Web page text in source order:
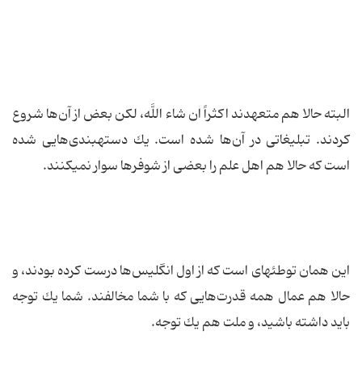
البته حالا هم متعهدند اكثراً ان شاء اللَّه، لكن بعض از آن‌ها شروع
كردند. تبلیغاتى در آن‌ها شده است. یك دسته‏بندی‌هایی شده
است كه حالا هم اهل علم را بعضى از شوفرها سوار نمى‏كنند.
این همان توطئه‏اى است كه از اول انگلیس‌ها درست كرده بودند، و
حالا هم عمال همه قدرت‌هایی كه با شما مخالفند. شما یك توجه
باید داشته باشید، و ملت هم یك توجه.